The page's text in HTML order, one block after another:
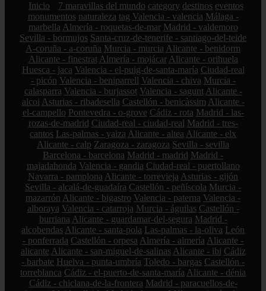
Inicio 7 maravillas del mundo category destinos eventos
monumentos naturaleza tag Valencia - valencia Málaga -
marbella Almería - roquetas-de-mar Madrid - valdemoro
Sevilla - bormujos Santa-cruz-de-tenerife - santiago-del-teide
A-coruña - a-coruña Murcia - murcia Alicante - benidorm
Alicante - finestrat Almería - mojácar Alicante - orihuela
Huesca - jaca Valencia - el-puig-de-santa-maría Ciudad-real
- picón Valencia - beniparrell Valencia - chiva Murcia -
calasparra Valencia - burjassot Valencia - sagunt Alicante -
alcoi Asturias - ribadesella Castellón - benicàssim Alicante -
el-campello Pontevedra - o-grove Cádiz - rota Madrid - las-
rozas-de-madrid Ciudad-real - ciudad-real Madrid - tres-
cantos Las-palmas - yaiza Alicante - altea Alicante - elx
Alicante - calp Zaragoza - zaragoza Sevilla - sevilla
Barcelona - barcelona Madrid - madrid Madrid -
majadahonda Valencia - gandia Ciudad-real - puertollano
Navarra - pamplona Alicante - torrevieja Asturias - gijón
Sevilla - alcalá-de-guadaíra Castellón - peñíscola Murcia -
mazarrón Alicante - bigastro Valencia - paterna Valencia -
alboraya Valencia - catarroja Murcia - águilas Castellón -
burriana Alicante - guardamar-del-segura Madrid -
alcobendas Alicante - santa-pola Las-palmas - la-oliva León
- ponferrada Castellón - orpesa Almería - almería Alicante -
alicante Alicante - san-miguel-de-salinas Alicante - ibi Cádiz
- barbate Huelva - punta-umbría Toledo - bargas Castellón -
torreblanca Cádiz - el-puerto-de-santa-maría Alicante - dénia
Cádiz - chiclana-de-la-frontera Madrid - paracuellos-de-